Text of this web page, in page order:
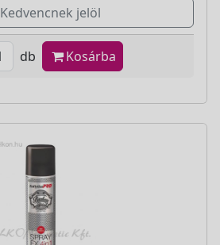
Kedvencnek jelöl
db Kosárba